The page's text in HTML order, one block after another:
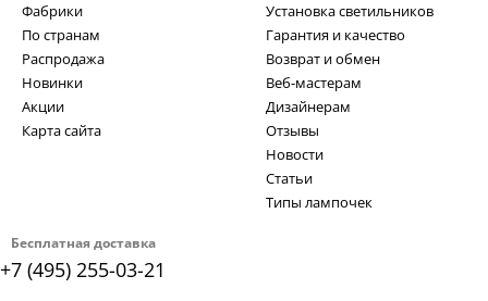
Бесплатная доставка
+7 (495) 255-03-21
Фабрики
По странам
Распродажа
Новинки
Акции
Карта сайта
Установка светильников
Гарантия и качество
Возврат и обмен
Веб-мастерам
Дизайнерам
Отзывы
Новости
Статьи
Типы лампочек